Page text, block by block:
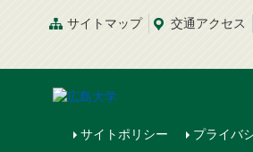
サイトマップ 交通アクセス
サイトポリシー プライバ